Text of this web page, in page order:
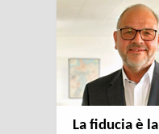
La fiducia è